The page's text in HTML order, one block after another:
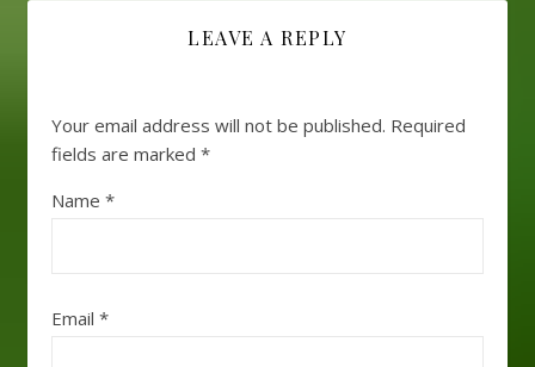
LEAVE A REPLY
Your email address will not be published. Required
fields are marked *
Name *
Email *